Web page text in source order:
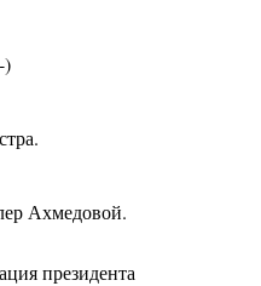
)
Ахмедовой.
президента